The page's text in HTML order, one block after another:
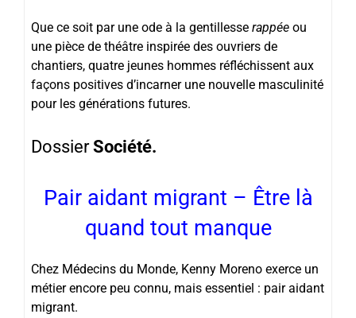
Que ce soit par une ode à la gentillesse rappée ou
une pièce de théâtre inspirée des ouvriers de
chantiers, quatre jeunes hommes réfléchissent aux
façons positives d’incarner une nouvelle masculinité
pour les générations futures.
DossierSociété.
Pair aidant migrant – Être là
quand tout manque
Chez Médecins du Monde, Kenny Moreno exerce un
métier encore peu connu, mais essentiel : pair aidant
migrant.